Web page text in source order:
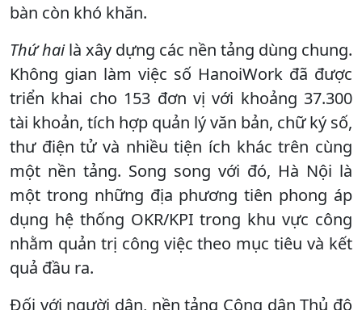
bàn còn khó khăn.
Thứ hailà xây dựng các nền tảng dùng chung.
Không gian làm việc số HanoiWork đã được
triển khai cho 153 đơn vị với khoảng 37.300
tài khoản, tích hợp quản lý văn bản, chữ ký số,
thư điện tử và nhiều tiện ích khác trên cùng
một nền tảng. Song song với đó, Hà Nội là
một trong những địa phương tiên phong áp
dụng hệ thống OKR/KPI trong khu vực công
nhằm quản trị công việc theo mục tiêu và kết
quả đầu ra.
Đối với người dân, nền tảng Công dân Thủ đô